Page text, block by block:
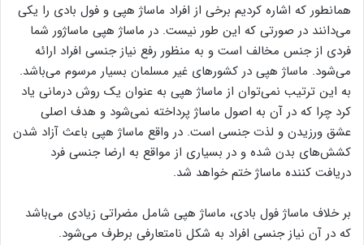
همانطور که اشاره کردیم برخی از افراد ماساژ هپی و فول بادی را یکی
می‌دانند در صورتی که این طور نیست. در ماساژ هپی ماساژور شما
فردی از جنس مخالف است و به منظور رفع نیاز جنسی افراد ارائه
می‌شود. ماساژ هپی در کشور‌های غیر مسلمان بسیار مرسوم می‌باشد.
به این ترتیب نمی‌توان از ماساژ هپی به عنوان یک روش درمانی یاد
کرد چرا که در آن به اصول ماساژ پرداخته نمی‌شود و هدف اصلی
عشق ورزیدن و لذت جنسی است. در واقع ماساژ هپی باعث آزاد شدن
کشش‌های بدن شده و در بسیاری از مواقع به ارضا جنسی فرد
دریافت کننده ماساژ ختم خواهد شد.
بر خلاف ماساژ فول بادی، ماساژ هپی شامل مضراتی زیادی می‌باشد
که در آن نیاز جنسی افراد به شکل نامتعارفی برطرف می‌شود.